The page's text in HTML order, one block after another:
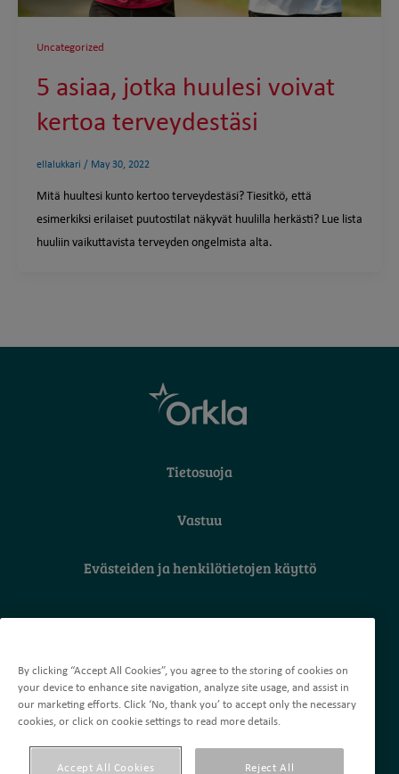
Uncategorized
5 asiaa, jotka huulesi voivat
kertoa terveydestäsi
ellalukkari / May 30, 2022
Mitä huultesi kunto kertoo terveydestäsi? Tiesitkö, että
esimerkiksi erilaiset puutostilat näkyvät huulilla herkästi? Lue lista
huuliin vaikuttavista terveyden ongelmista alta.
Tietosuoja
Vastuu
Evästeiden ja henkilötietojen käyttö
Puh. 010 218 3700
Sähköposti: palaute@orkla.fi
By clicking “Accept All Cookies”, you agree to the storing of cookies on
your device to enhance site navigation, analyze site usage, and assist in
our marketing efforts. Click ‘No, thank you’ to accept only the necessary
cookies, or click on cookie settings to read more details.
Accept All Cookies Reject All